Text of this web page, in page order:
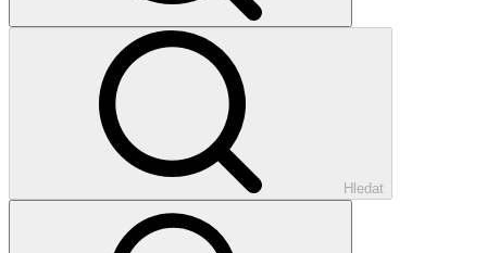
Hledat